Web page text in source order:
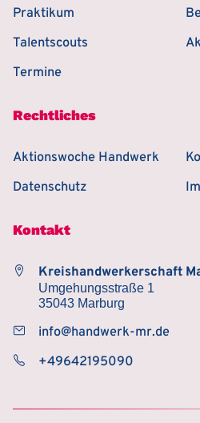
Praktikum
Talentscouts
Termine
Rechtliches
Aktionswoche Handwerk
Datenschutz
Kontakt
Kreishandwerkerschaft
Umgehungsstraße 1
35043 Marburg
info@handwerk-mr.de
+49642195090